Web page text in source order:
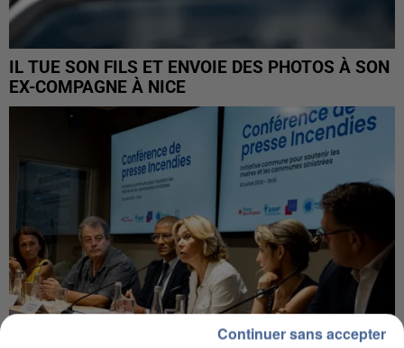
IL TUE SON FILS ET ENVOIE DES PHOTOS À SON
EX-COMPAGNE À NICE
Continuer sans accepter